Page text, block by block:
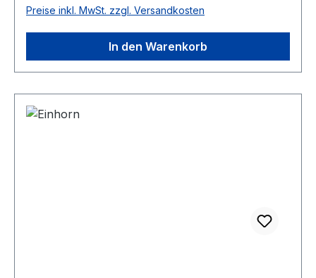
Preise inkl. MwSt. zzgl. Versandkosten
In den Warenkorb